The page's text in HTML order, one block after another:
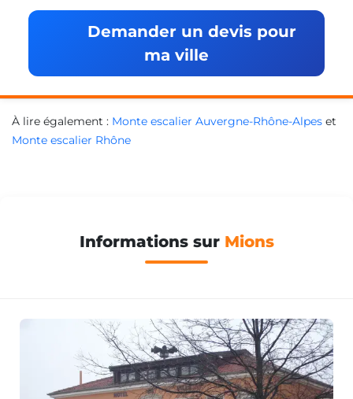
Demander un devis pour
ma ville
À lire également : Monte escalier Auvergne-Rhône-Alpes et
Monte escalier Rhône
Informations sur Mions